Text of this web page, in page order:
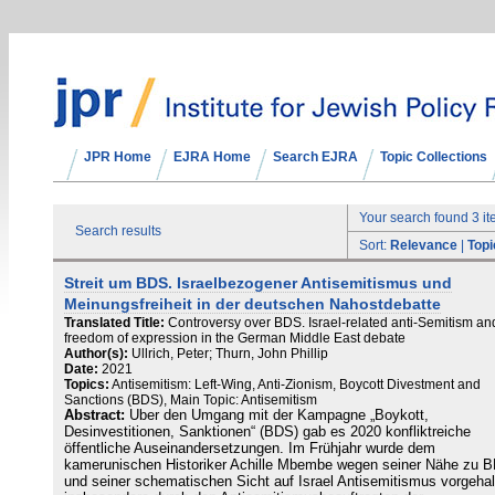
JPR Home EJRA Home Search EJRA Topic Collections
Search results
Your search found 3
Sort: Relevance
Streit um BDS. Israelbezogener Antisemitismus und
Meinungsfreiheit in der deutschen Nahostdebatte
Translated Title: Controversy over BDS. Israel-related anti-Semitism
freedom of expression in the German Middle East debate
Author(s): Ullrich, Peter; Thurn, John Phillip
Date: 2021
Topics: Antisemitism: Left-Wing, Anti-Zionism, Boycott Divestment and
Sanctions (BDS), Main Topic: Antisemitism
Abstract: Über den Umgang mit der Kampagne „Boykott,
Desinvestitionen, Sanktionen“ (BDS) gab es 2020 konfliktreiche
öffentliche Auseinandersetzungen. Im Frühjahr wurde dem
kamerunischen Historiker Achille Mbembe wegen seiner Nähe zu
und seiner schematischen Sicht auf Israel Antisemitismus